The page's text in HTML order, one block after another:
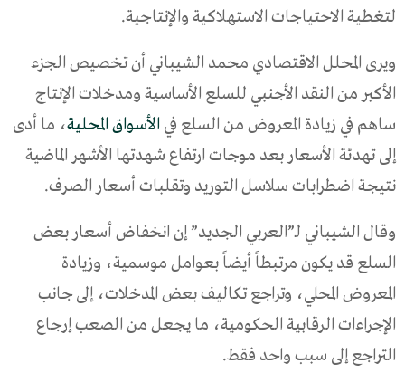
لتغطية الاحتياجات الاستهلاكية والإنتاجية.
ويرى المحلل الاقتصادي محمد الشيباني أن تخصيص الجزء
الأكبر من النقد الأجنبي للسلع الأساسية ومدخلات الإنتاج
ساهم في زيادة المعروض من السلع في الأسواق المحلية، ما أدى
إلى تهدئة الأسعار بعد موجات ارتفاع شهدتها الأشهر الماضية
نتيجة اضطرابات سلاسل التوريد وتقلبات أسعار الصرف.
وقال الشيباني لـ”العربي الجديد” إن انخفاض أسعار بعض
السلع قد يكون مرتبطاً أيضاً بعوامل موسمية، وزيادة
المعروض المحلي، وتراجع تكاليف بعض المدخلات، إلى جانب
الإجراءات الرقابية الحكومية، ما يجعل من الصعب إرجاع
التراجع إلى سبب واحد فقط.